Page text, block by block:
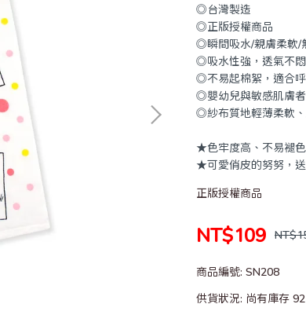
◎台灣製造
◎正版授權商品
◎瞬間吸水/親膚柔軟/
◎吸水性強，透氣不
◎不易起棉絮，適合
◎嬰幼兒與敏感肌膚
◎紗布質地輕薄柔軟
★色牢度高、不易褪
★可愛俏皮的努努，送
正版授權商品
NT$109
商品編號: SN208
供貨狀況: 尚有庫存 92